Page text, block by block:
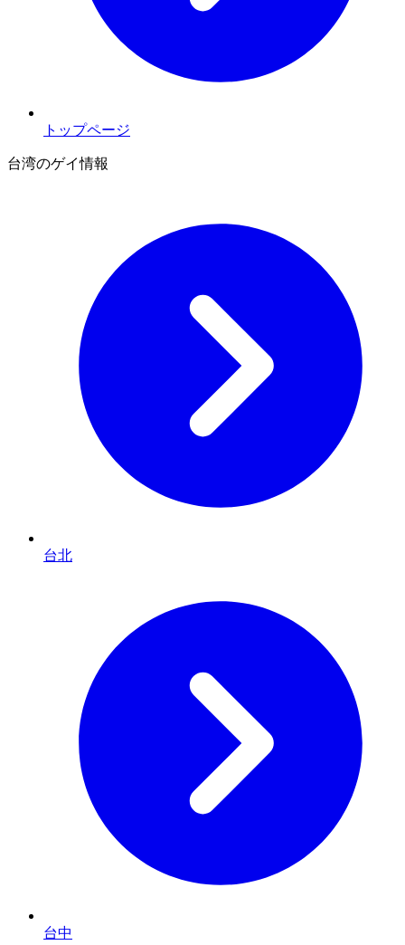
トップページ
台湾のゲイ情報
台北
台中